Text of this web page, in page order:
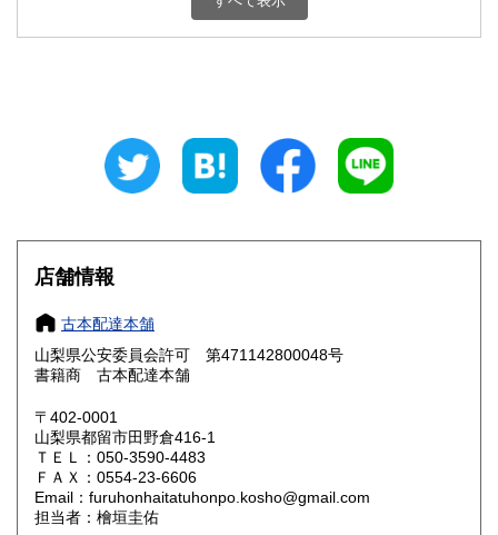
800円 三重県
大阪府
奈良県
鳥取県 800円 島根県
岡山県
山口県 800円
香川県 800円 愛媛県
店舗情報
古本配達本舗
山梨県公安委員会許可 第471142800048号
書籍商 古本配達本舗
〒402-0001
山梨県都留市田野倉416-1
ＴＥＬ：050-3590-4483
ＦＡＸ：0554-23-6606
Email：furuhonhaitatuhonpo.kosho@gmail.com
担当者：檜垣圭佑